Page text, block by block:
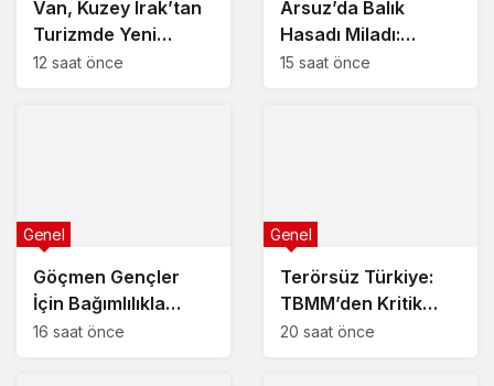
Van, Kuzey Irak’tan
Turizmde Yeni
Fırsatlar Sunuyor
12 saat önce
Arsuz’da Balık
Hasadı Miladı:
İhracat Patlıyor!
15 saat önce
Göçmen Gençler
İçin Bağımlılıkla
Mücadele Programı
Genel
16 saat önce
Terörsüz Türkiye:
TBMM’den Kritik
Kanun Teklifi!
Genel
20 saat önce